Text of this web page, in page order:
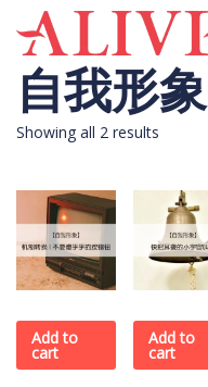
Skip to content
自我形象
Showing all 2 results
Add to
cart
Add to
cart